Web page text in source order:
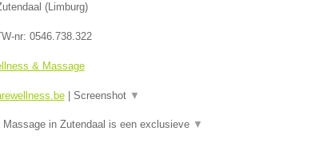
(Limburg)
nr: 0546.738.322
& Massage
| Screenshot ▼
in Zutendaal is een exclusieve ▼